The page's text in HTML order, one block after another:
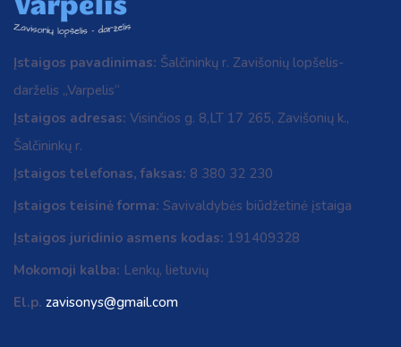
Įstaigos pavadinimas: Šalčininkų r. Zavišonių lopšelis-
darželis „Varpelis“
Įstaigos adresas: Visinčios g. 8,LT 17 265, Zavišonių k.,
Šalčininkų r.
Įstaigos telefonas, faksas: 8 380 32 230
Įstaigos teisinė forma: Savivaldybės biūdžetinė įstaiga
Įstaigos juridinio asmens kodas: 191409328
Mokomoji kalba: Lenkų, lietuvių
El.p. zavisonys@gmail.com